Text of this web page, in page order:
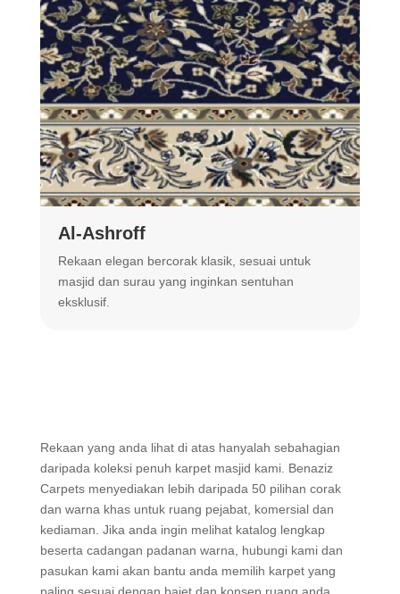
Al-Ashroff
Rekaan elegan bercorak klasik, sesuai untuk
masjid dan surau yang inginkan sentuhan
eksklusif.
Rekaan yang anda lihat di atas hanyalah sebahagian
daripada koleksi penuh karpet masjid kami. Benaziz
Carpets menyediakan lebih daripada 50 pilihan corak
dan warna khas untuk ruang pejabat, komersial dan
kediaman. Jika anda ingin melihat katalog lengkap
beserta cadangan padanan warna, hubungi kami dan
pasukan kami akan bantu anda memilih karpet yang